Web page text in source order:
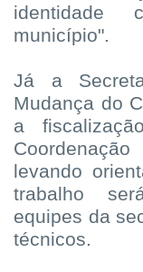
identidade
município".
Já a
Mudança do
a
levando
trabalho
equipes da
técnicos.